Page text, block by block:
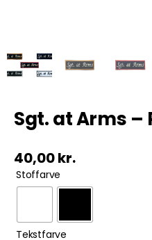
ØL & Spiritus
Rodkasse/Tilbud
Sgt. at Arms
40,00kr.
Stoffarve
Tekstfarve